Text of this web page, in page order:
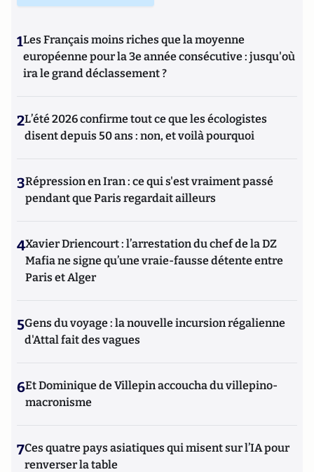
1Les Français moins riches que la moyenne
européenne pour la 3e année consécutive : jusqu'où
ira le grand déclassement ?
2L’été 2026 confirme tout ce que les écologistes
disent depuis 50 ans : non, et voilà pourquoi
3Répression en Iran : ce qui s'est vraiment passé
pendant que Paris regardait ailleurs
4Xavier Driencourt : l’arrestation du chef de la DZ
Mafia ne signe qu’une vraie-fausse détente entre
Paris et Alger
5Gens du voyage : la nouvelle incursion régalienne
d'Attal fait des vagues
6Et Dominique de Villepin accoucha du villepino-
macronisme
7Ces quatre pays asiatiques qui misent sur l’IA pour
renverser la table